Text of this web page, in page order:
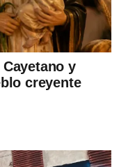
y
creyente